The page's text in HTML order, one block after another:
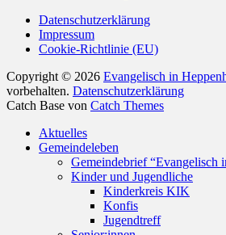
Datenschutzerklärung
Impressum
Cookie-Richtlinie (EU)
Copyright © 2026 Evangelisch in
vorbehalten. Datenschutzerklärung
Catch Base von Catch Themes
oben
scrollen
Aktuelles
Gemeindeleben
Gemeindebrief “Evangelisch
Kinder und Jugendliche
Kinderkreis KIK
Konfis
Jugendtreff